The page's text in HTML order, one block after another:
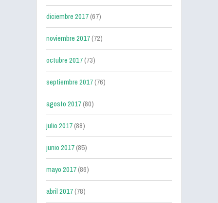
diciembre 2017(67)
noviembre 2017(72)
octubre 2017(73)
septiembre 2017(76)
agosto 2017(80)
julio 2017(88)
junio 2017(85)
mayo 2017(86)
abril 2017(78)